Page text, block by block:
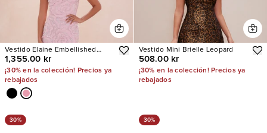
Vestido Elaine Embellished
Sequin
1,355.00 kr
¡30% en la colección! Precios ya
rebajados
Vestido Mini Brielle Leopard
508.00 kr
¡30% en la colección! Precios ya
rebajados
30% 30%